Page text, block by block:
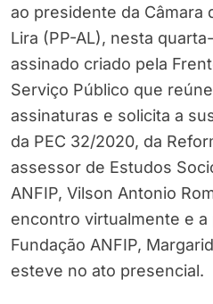
ao presidente da Câmara
Lira (PP-AL), nesta
assinado criado pela
Serviço Público que
assinaturas e solicita a
da PEC 32/2020, da
assessor de Estudos
ANFIP, Vilson Antonio
encontro virtualmente e a
Fundação ANFIP,
esteve no ato presencial.